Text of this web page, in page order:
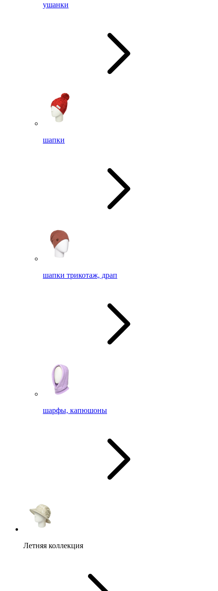
ушанки
шапки
шапки трикотаж, драп
шарфы, капюшоны
Летняя коллекция